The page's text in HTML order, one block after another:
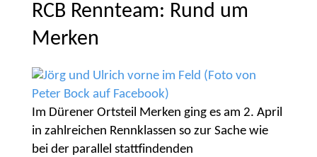
RCB Rennteam: Rund um
Merken
Im Dürener Ortsteil Merken ging es am 2. April
in zahlreichen Rennklassen so zur Sache wie
bei der parallel stattfindenden